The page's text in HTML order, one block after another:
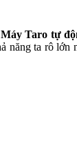
Máy Taro tự
ta rô